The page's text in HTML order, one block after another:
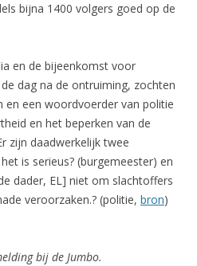
bijna 1400 volgers goed op de
en de bijeenkomst voor
dag na de ontruiming, zochten
en een woordvoerder van politie
en het beperken van de
zijn daadwerkelijk twee
is serieus? (burgemeester) en
dader, EL] niet om slachtoffers
veroorzaken.? (politie, bron)
bij de Jumbo.